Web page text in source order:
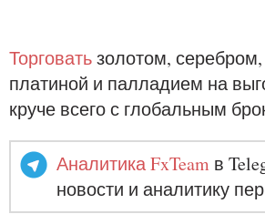
Торговатьзолотом,
платиной и палладием на
круче всего с глобальным
Аналитика FxTeam в
новости и аналитику